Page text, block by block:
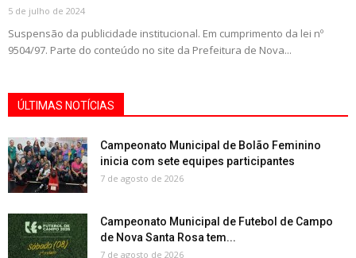
5 de julho de 2024
Suspensão da publicidade institucional. Em cumprimento da lei nº
9504/97. Parte do conteúdo no site da Prefeitura de Nova...
ÚLTIMAS NOTÍCIAS
Campeonato Municipal de Bolão Feminino
inicia com sete equipes participantes
7 de agosto de 2026
Campeonato Municipal de Futebol de Campo
de Nova Santa Rosa tem...
7 de agosto de 2026